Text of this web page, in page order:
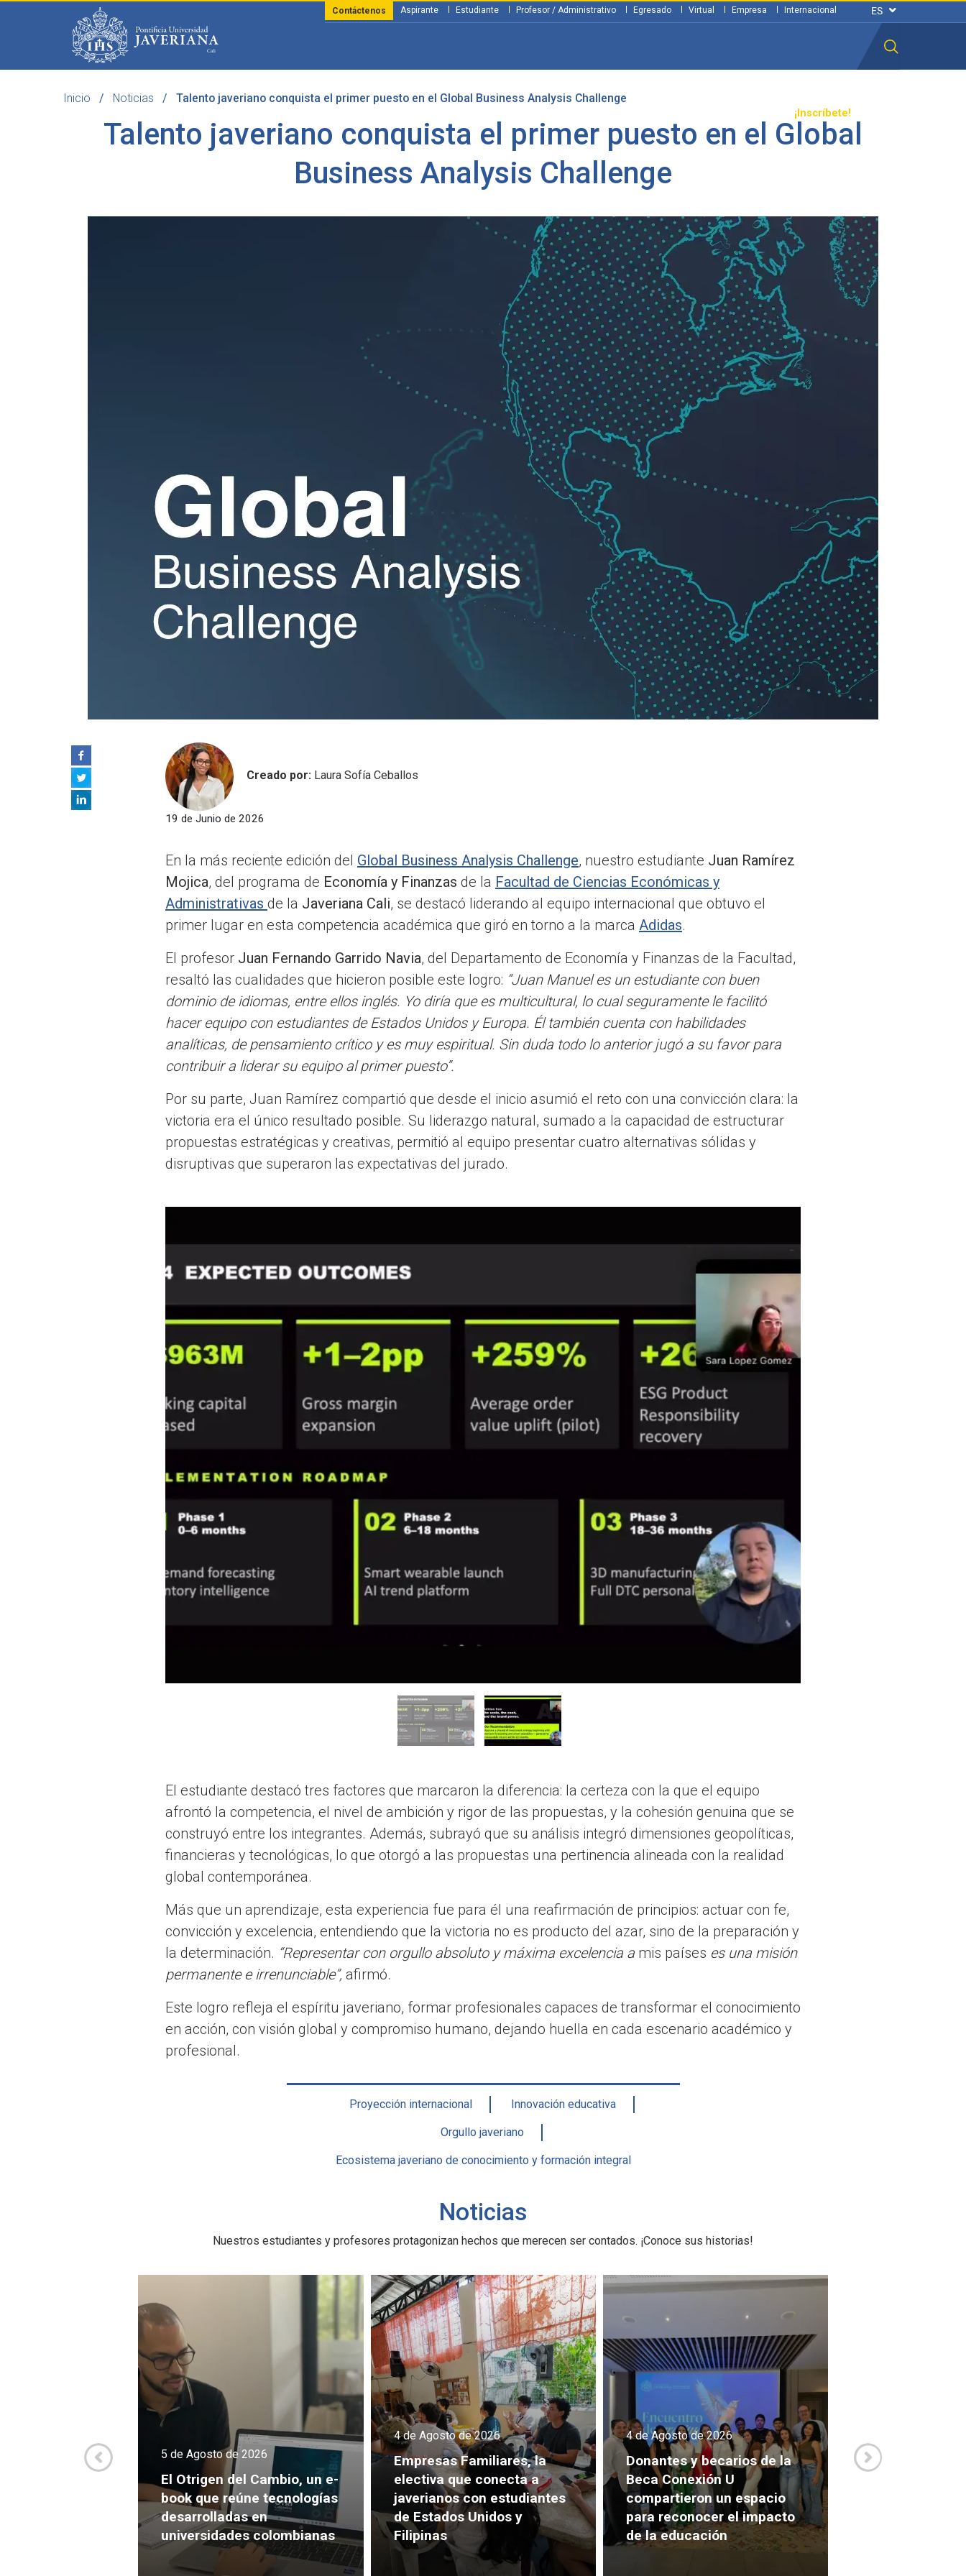
¡Inscríbete!
Aspirante Estudiante Profesor / Administrativo Egresado Virtual Empresa Internacional
Contáctenos
Inicio Noticias Talento javeriano conquista el primer puesto en el Global Business Analysis Challenge
Talento javeriano conquista el primer puesto en el Global
Business Analysis Challenge
Creado por: Laura Sofía Ceballos
19 de Junio de 2026
En la más reciente edición del Global Business Analysis Challenge, nuestro estudiante Juan Ramírez
Mojica, del programa de Economía y Finanzas de la Facultad de Ciencias Económicas y
Administrativas de la Javeriana Cali, se destacó liderando al equipo internacional que obtuvo el
primer lugar en esta competencia académica que giró en torno a la marca Adidas.
El profesor Juan Fernando Garrido Navia, del Departamento de Economía y Finanzas de la Facultad,
resaltó las cualidades que hicieron posible este logro: “Juan Manuel es un estudiante con buen
dominio de idiomas, entre ellos inglés. Yo diría que es multicultural, lo cual seguramente le facilitó
hacer equipo con estudiantes de Estados Unidos y Europa. Él también cuenta con habilidades
analíticas, de pensamiento crítico y es muy espiritual. Sin duda todo lo anterior jugó a su favor para
contribuir a liderar su equipo al primer puesto”.
Por su parte, Juan Ramírez compartió que desde el inicio asumió el reto con una convicción clara: la
victoria era el único resultado posible. Su liderazgo natural, sumado a la capacidad de estructurar
propuestas estratégicas y creativas, permitió al equipo presentar cuatro alternativas sólidas y
disruptivas que superaron las expectativas del jurado.
El estudiante destacó tres factores que marcaron la diferencia: la certeza con la que el equipo
afrontó la competencia, el nivel de ambición y rigor de las propuestas, y la cohesión genuina que se
construyó entre los integrantes. Además, subrayó que su análisis integró dimensiones geopolíticas,
financieras y tecnológicas, lo que otorgó a las propuestas una pertinencia alineada con la realidad
global contemporánea.
Más que un aprendizaje, esta experiencia fue para él una reafirmación de principios: actuar con fe,
convicción y excelencia, entendiendo que la victoria no es producto del azar, sino de la preparación y
la determinación. “Representar con orgullo absoluto y máxima excelencia a mis países es una misión
permanente e irrenunciable”, afirmó.
Este logro refleja el espíritu javeriano, formar profesionales capaces de transformar el conocimiento
en acción, con visión global y compromiso humano, dejando huella en cada escenario académico y
profesional.
Proyección internacional Innovación educativa
Orgullo javeriano
Ecosistema javeriano de conocimiento y formación integral
Noticias
Nuestros estudiantes y profesores protagonizan hechos que merecen ser contados. ¡Conoce sus historias!
culmina el
5 de Agosto de 2026
El Otrigen del Cambio, un e-
book que reúne tecnologías
desarrolladas en
universidades colombianas
4 de Agosto de 2026
Empresas Familiares, la
electiva que conecta a
javerianos con estudiantes
de Estados Unidos y
Filipinas
4 de Agosto de 2026
Donantes y becarios de la
Beca Conexión U
compartieron un espacio
para reconocer el impacto
de la educación
3 de Agosto de 2026